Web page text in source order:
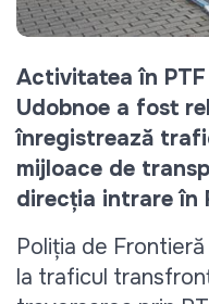
Activitatea în
Udobnoe a fost
înregistrează
mijloace de
direcția intrare în
Poliția de
la traficul